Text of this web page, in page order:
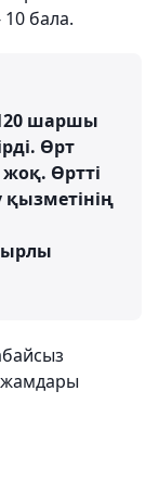
бала.
120 шаршы
Өрт
Өртті